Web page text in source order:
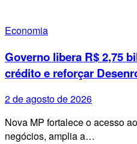
Economia
Governo libera R$ 2,75
crédito e reforçar
2 de agosto de 2026
Nova MP fortalece o acesso
negócios, amplia a…